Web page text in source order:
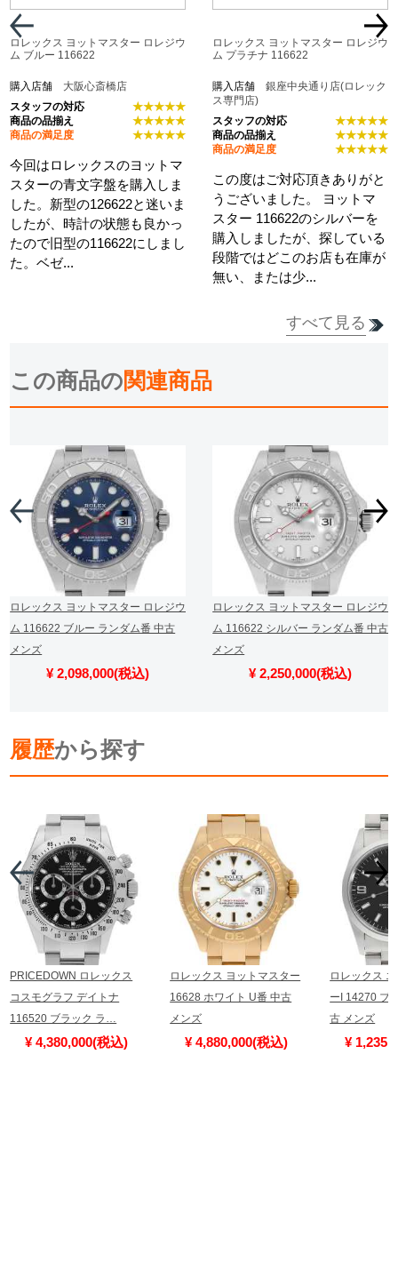
ロレックス ヨットマスター ロレジウ
ム ブルー 116622
購入店舗 大阪心斎橋店
スタッフの対応
★★★★★
商品の品揃え
★★★★★
商品の満足度
★★★★★
今回はロレックスのヨットマ
スターの青文字盤を購入しま
した。新型の126622と迷いま
したが、時計の状態も良かっ
たので旧型の116622にしまし
た。ベゼ...
ロレックス ヨットマスター ロレジウ
ム プラチナ 116622
購入店舗銀座中央通り店(ロレック
ス専門店)
スタッフの対応
★★★★★
商品の品揃え
★★★★★
商品の満足度
★★★★★
この度はご対応頂きありがと
うございました。 ヨットマ
スター 116622のシルバーを
購入しましたが、探している
段階ではどこのお店も在庫が
無い、または少...
すべて見る
この商品の関連商品
ロレックス ヨットマスター ロレジウ
ム 116622 ブルー ランダム番 中古
メンズ
¥ 2,098,000(税込)
ロレックス ヨットマスター ロレジウ
ム 116622 シルバー ランダム番 中古
メンズ
¥ 2,250,000(税込)
履歴から探す
PRICEDOWN ロレックス
コスモグラフ デイトナ
116520 ブラック ラ…
¥ 4,380,000(税込)
ロレックス ヨットマスター
16628 ホワイト U番 中古
メンズ
¥ 4,880,000(税込)
ロレックス
ーI 14270 ブ
古 メンズ
¥